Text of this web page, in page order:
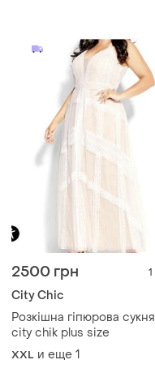
2500 грн 1
City Chic
Розкішна гіпюрова сукня
city chik plus size
XXL и еще 1